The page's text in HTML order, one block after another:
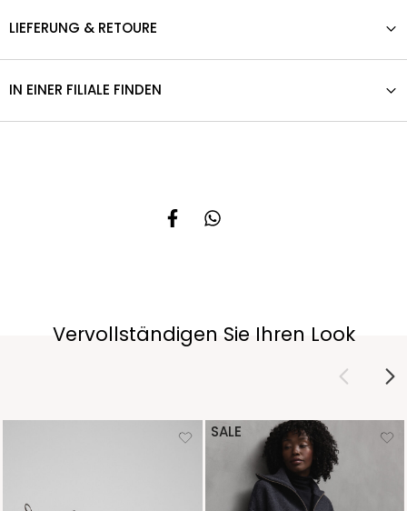
LIEFERUNG & RETOURE
IN EINER FILIALE FINDEN
Vervollständigen Sie Ihren Look
SALE